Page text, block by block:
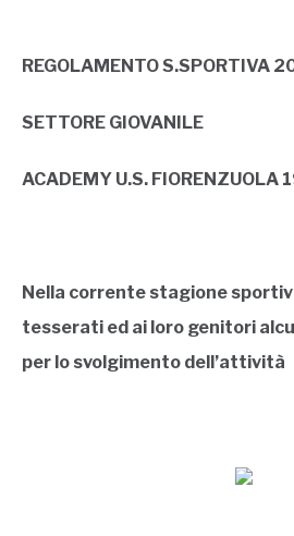
REGOLAMENTO S.SPORTIVA
SETTORE GIOVANILE
ACADEMY U.S. FIORENZUOLA
Nella corrente stagione
tesserati ed ai loro genitori
per lo svolgimento dell’attività